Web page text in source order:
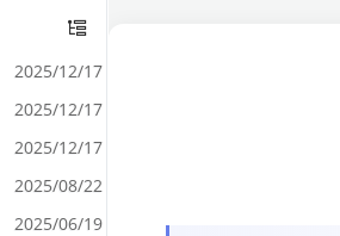
2025/12/17
2025/12/17
2025/12/17
2025/08/22
2025/06/19